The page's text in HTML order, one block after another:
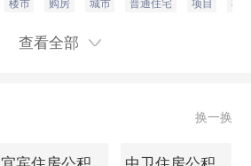
楼市 购房 城市 普通住宅 项目 教
查看全部
换一换